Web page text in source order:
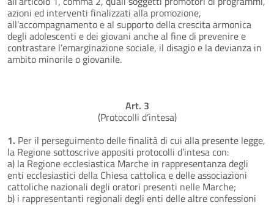
azioni ed interventi finalizzati alla promozione,
all’accompagnamento e al supporto della crescita armonica
degli adolescenti e dei giovani anche al fine di prevenire e
contrastare l’emarginazione sociale, il disagio e la devianza in
ambito minorile o giovanile.
Art. 3
(Protocolli d’intesa)
1. Per il perseguimento delle finalità di cui alla presente legge,
la Regione sottoscrive appositi protocolli d’intesa con:
a) la Regione ecclesiastica Marche in rappresentanza degli
enti ecclesiastici della Chiesa cattolica e delle associazioni
cattoliche nazionali degli oratori presenti nelle Marche;
b) i rappresentanti regionali degli enti delle altre confessioni